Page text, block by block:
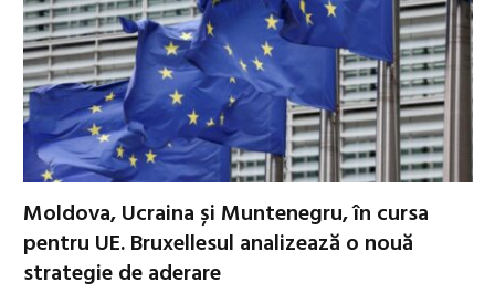
Moldova, Ucraina și Muntenegru, în cursa
pentru UE. Bruxellesul analizează o nouă
strategie de aderare